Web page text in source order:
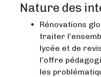
Nature des
Rénovations
traiter
lycée et de
l’offre
les